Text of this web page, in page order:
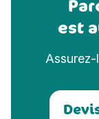
est